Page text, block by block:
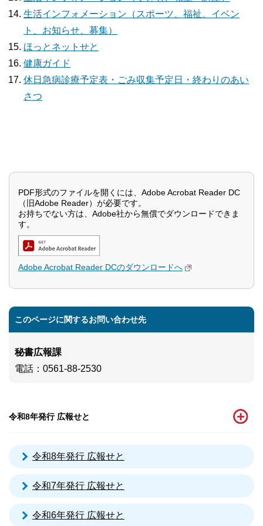
生活インフォメーション（スポーツ、福祉、イベン
ト、お知らせ、募集）
ほっとネットせと
健康ガイド
休日急病診療予定表・ごみ収集予定日・終わりのあい
さつ
PDF形式のファイルを開くには、Adobe Acrobat Reader DC
（旧Adobe Reader）が必要です。
お持ちでない方は、Adobe社から無償でダウンロードできま
す。
Adobe Acrobat Reader DCのダウンロードへ
このページに関するお問い合わせ先
秘書広報課
電話 ：0561-88-2530
令和8年発行 広報せと
令和8年発行 広報せと
令和7年発行 広報せと
令和6年発行 広報せと